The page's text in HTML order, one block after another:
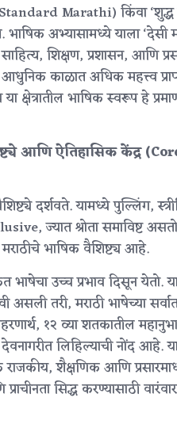
(Standard Marathi) किंवा
भाषिक अभ्यासामध्ये याला
साहित्य, शिक्षण, प्रशासन,
काळात अधिक महत्त्व
क्षेत्रातील भाषिक स्वरूप हे
आणि ऐतिहासिक केंद्र
दर्शवते. यामध्ये पुल्लिंग,
ज्यात श्रोता
भाषिक वैशिष्ट्य आहे.
भाषेचा उच्च प्रभाव दिसून
तरी, मराठी भाषेच्या सर्वात
१२ व्या शतकातील
लिहिल्याची नोंद
राजकीय, शैक्षणिक आणि
सिद्ध करण्यासाठी